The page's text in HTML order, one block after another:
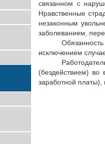
связанном с
Нравственные
незаконным
заболеванием,
исключением
(бездействием)
заработной